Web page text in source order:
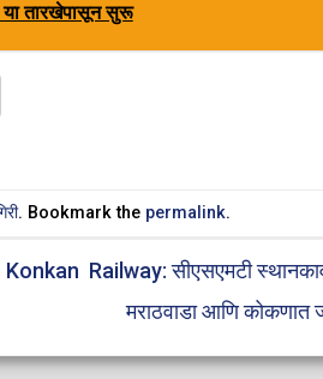
या तारखेपासून सुरू
. Bookmark the permalink.
Konkan Railway: सीएसएमटी
मराठवाडा आणि कोकणात